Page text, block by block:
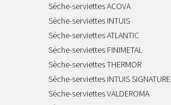
Sèche-serviettes ACOVA
Sèche-serviettes INTUIS
Sèche-serviettes ATLANTIC
Sèche-serviettes FINIMETAL
Sèche-serviettes THERMOR
Sèche-serviettes INTUIS SIGNATURE
Sèche-serviettes VALDEROMA